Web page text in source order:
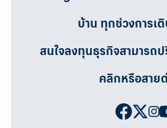
บ้าน ทุกช่วงการเ
สนใจลงทุนธุรกิจสามารถ
คลิกหรือสาย